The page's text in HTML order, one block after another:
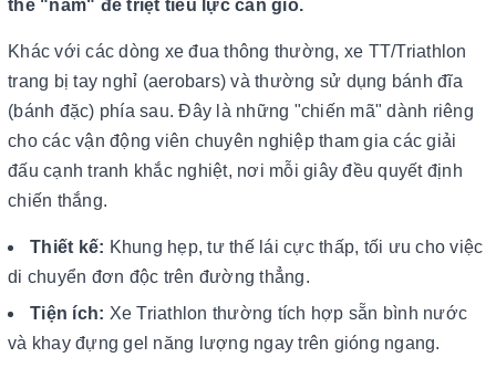
thế "nằm" để triệt tiêu lực cản gió.
Khác với các dòng xe đua thông thường, xe TT/Triathlon
trang bị tay nghỉ (aerobars) và thường sử dụng bánh đĩa
(bánh đặc) phía sau. Đây là những "chiến mã" dành riêng
cho các vận động viên chuyên nghiệp tham gia các giải
đấu cạnh tranh khắc nghiệt, nơi mỗi giây đều quyết định
chiến thắng.
Thiết kế: Khung hẹp, tư thế lái cực thấp, tối ưu cho việc
di chuyển đơn độc trên đường thẳng.
Tiện ích: Xe Triathlon thường tích hợp sẵn bình nước
và khay đựng gel năng lượng ngay trên gióng ngang.